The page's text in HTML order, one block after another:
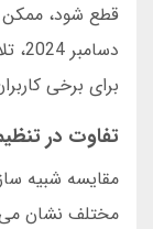
قطع شود،
برای برخی
تفاوت در
مقایسه شبیه
مختلف نشان